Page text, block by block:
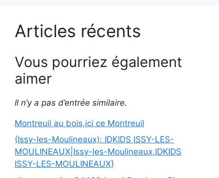
Articles récents
Vous pourriez également
aimer
Il n’y a pas d’entrée similaire.
Montreuil au bois,ici ce Montreuil
(Issy-les-Moulineaux): IDKIDS ISSY-LES-
MOULINEAUX|Issy-les-Moulineaux,IDKIDS
ISSY-LES-MOULINEAUX}